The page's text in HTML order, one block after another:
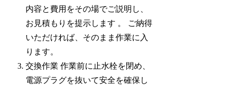
内容と費用をその場でご説明し、
お見積もりを提示します 。 ご納得
いただければ、そのまま作業に入
ります。
交換作業 作業前に止水栓を閉め、
電源プラグを抜いて安全を確保し